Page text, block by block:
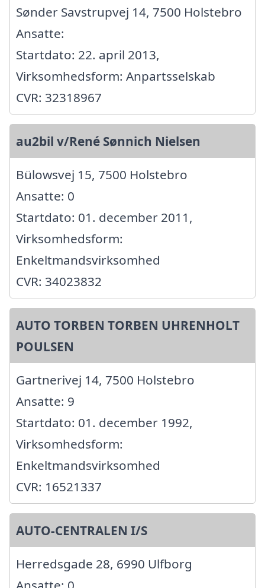
Sønder Savstrupvej 14, 7500 Holstebro
Ansatte:
Startdato: 22. april 2013,
Virksomhedsform: Anpartsselskab
CVR: 32318967
au2bil v/René Sønnich Nielsen
Bülowsvej 15, 7500 Holstebro
Ansatte: 0
Startdato: 01. december 2011,
Virksomhedsform:
Enkeltmandsvirksomhed
CVR: 34023832
AUTO TORBEN TORBEN UHRENHOLT
POULSEN
Gartnerivej 14, 7500 Holstebro
Ansatte: 9
Startdato: 01. december 1992,
Virksomhedsform:
Enkeltmandsvirksomhed
CVR: 16521337
AUTO-CENTRALEN I/S
Herredsgade 28, 6990 Ulfborg